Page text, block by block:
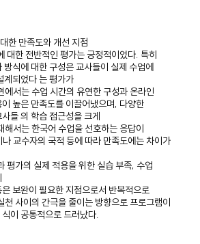
한 만족도와 개선 지점
대한 전반적인 평가는 긍정적이었다. 특히
방식에 대한 구성은 교사들이 실제 수업에
계되었다 는 평가가
에서는 수업 시간의 유연한 구성과 온라인
높은 만족도를 이끌어냈으며, 다양한
들 의 학습 접근성을 크게
해서는 한국어 수업을 선호하는 응답이
교수자의 국적 등에 따라 만족도에는 차이가
평가의 실제 적용을 위한 실습 부족, 수업
보완이 필요한 지점으로서 반복적으로
천 사이의 간극을 줄이는 방향으로 프로그램이
이 공통적으로 드러났다.